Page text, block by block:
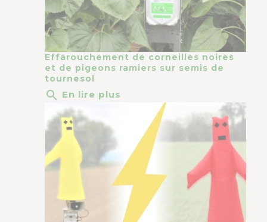
Effarouchement de corneilles noires
et de pigeons ramiers sur semis de
tournesol
search En lire plus